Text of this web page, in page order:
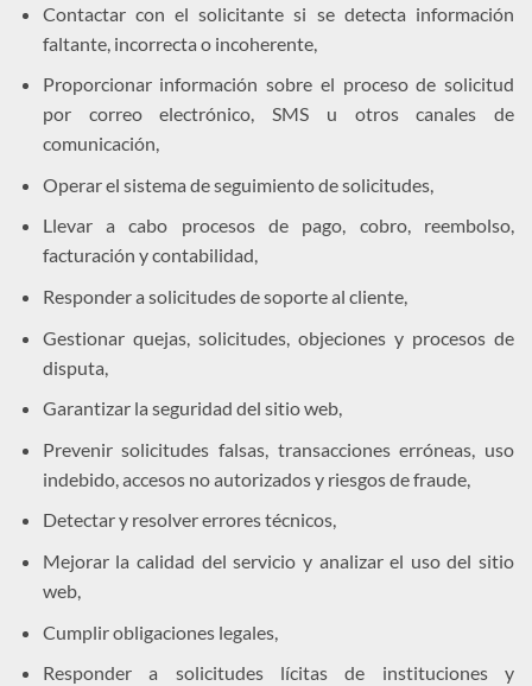
Contactar con el solicitante si se detecta información
faltante, incorrecta o incoherente,
Proporcionar información sobre el proceso de solicitud
por correo electrónico, SMS u otros canales de
comunicación,
Operar el sistema de seguimiento de solicitudes,
Llevar a cabo procesos de pago, cobro, reembolso,
facturación y contabilidad,
Responder a solicitudes de soporte al cliente,
Gestionar quejas, solicitudes, objeciones y procesos de
disputa,
Garantizar la seguridad del sitio web,
Prevenir solicitudes falsas, transacciones erróneas, uso
indebido, accesos no autorizados y riesgos de fraude,
Detectar y resolver errores técnicos,
Mejorar la calidad del servicio y analizar el uso del sitio
web,
Cumplir obligaciones legales,
Responder a solicitudes lícitas de instituciones y